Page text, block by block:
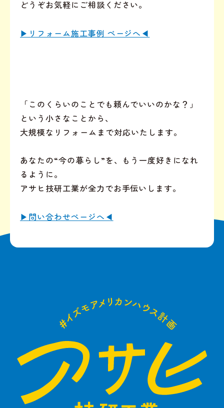
どうぞお気軽にご相談ください。
▶リフォーム施工事例 ページへ◀
「このくらいのことでも頼んでいいのかな？」
という小さなことから、
大規模なリフォームまで対応いたします。
あなたの“今の暮らし”を、もう一度好きになれ
るように。
アサヒ技研工業が全力でお手伝いします。
▶問い合わせページへ◀